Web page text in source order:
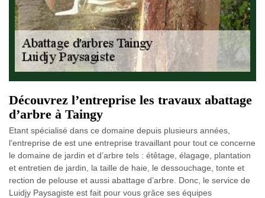
Découvrez l’entreprise les travaux abattage
d’arbre à Taingy
Etant spécialisé dans ce domaine depuis plusieurs années,
l’entreprise de est une entreprise travaillant pour tout ce concerne
le domaine de jardin et d’arbre tels : étêtage, élagage, plantation
et entretien de jardin, la taille de haie, le dessouchage, tonte et
rection de pelouse et aussi abattage d’arbre. Donc, le service de
Luidjy Paysagiste est fait pour vous grâce ses équipes